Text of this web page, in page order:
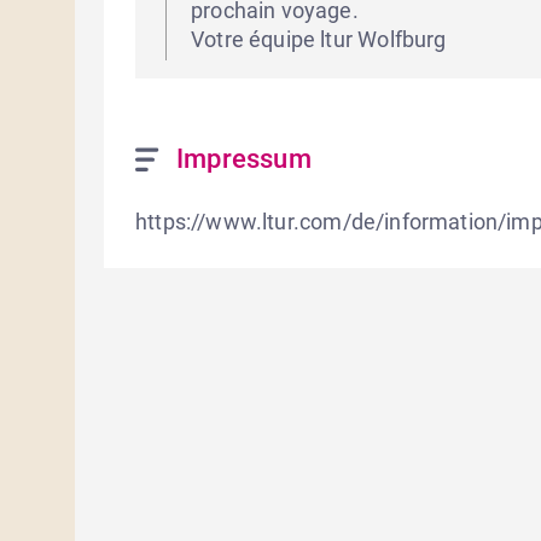
prochain voyage.
Votre équipe ltur Wolfburg
Impressum
https://www.ltur.com/de/information/